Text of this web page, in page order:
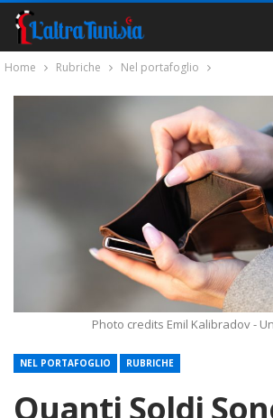
Home Rubriche Nel portafoglio
Photo credits Emil Kalibradov -
NEL PORTAFOGLIO RUBRICHE
Quanti Soldi